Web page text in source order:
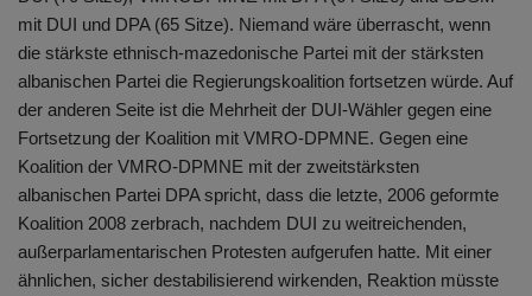
mit DUI und DPA (65 Sitze). Niemand wäre überrascht, wenn
die stärkste ethnisch-mazedonische Partei mit der stärksten
albanischen Partei die Regierungskoalition fortsetzen würde. Auf
der anderen Seite ist die Mehrheit der DUI-Wähler gegen eine
Fortsetzung der Koalition mit VMRO-DPMNE. Gegen eine
Koalition der VMRO-DPMNE mit der zweitstärksten
albanischen Partei DPA spricht, dass die letzte, 2006 geformte
Koalition 2008 zerbrach, nachdem DUI zu weitreichenden,
außerparlamentarischen Protesten aufgerufen hatte. Mit einer
ähnlichen, sicher destabilisierend wirkenden, Reaktion müsste